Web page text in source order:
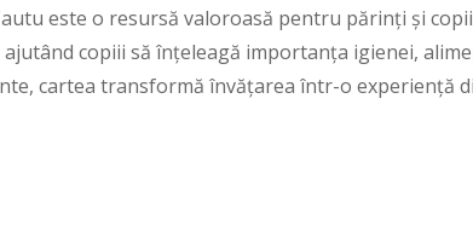
este o resursă valoroasă pentru părinți și
copiii să înțeleagă importanța igienei,
cartea transformă învățarea într-o experiență